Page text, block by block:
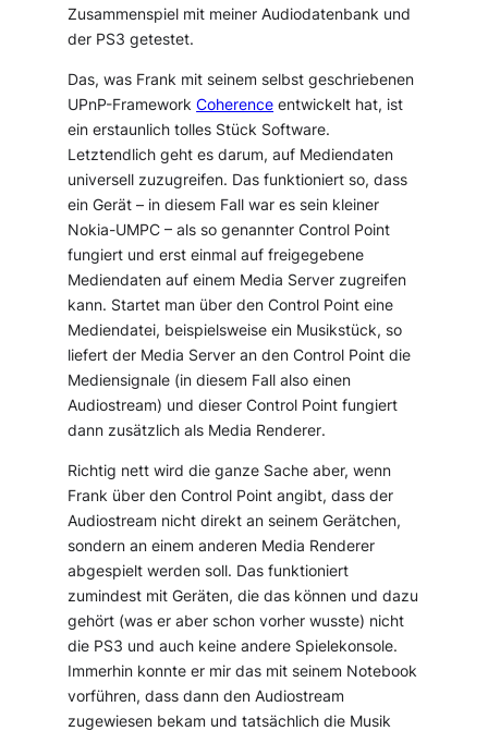
Zusammenspiel mit meiner Audiodatenbank und
der PS3 getestet.
Das, was Frank mit seinem selbst geschriebenen
UPnP-FrameworkCoherence entwickelt hat, ist
ein erstaunlich tolles Stück Software.
Letztendlich geht es darum, auf Mediendaten
universell zuzugreifen. Das funktioniert so, dass
ein Gerät – in diesem Fall war es sein kleiner
Nokia-UMPC – als so genannterControl Point
fungiert und erst einmal auf freigegebene
Mediendaten auf einem Media Server zugreifen
kann. Startet man über den Control Point eine
Mediendatei, beispielsweise ein Musikstück, so
liefert der Media Server an den Control Point die
Mediensignale (in diesem Fall also einen
Audiostream) und dieser Control Point fungiert
dann zusätzlich als Media Renderer.
Richtig nett wird die ganze Sache aber, wenn
Frank über den Control Point angibt, dass der
Audiostream nicht direkt an seinem Gerätchen,
sondern an einem anderen Media Renderer
abgespielt werden soll. Das funktioniert
zumindest mit Geräten, die das können und dazu
gehört (was er aber schon vorher wusste) nicht
die PS3 und auch keine andere Spielekonsole.
Immerhin konnte er mir das mit seinem Notebook
vorführen, dass dann den Audiostream
zugewiesen bekam und tatsächlich die Musik